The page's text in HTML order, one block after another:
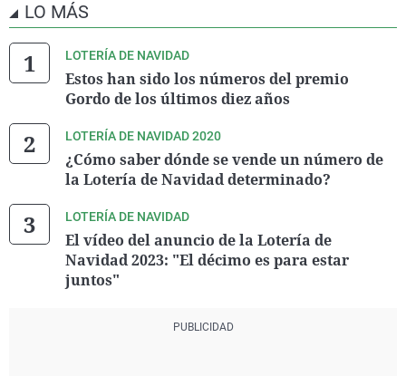
LO MÁS
LOTERÍA DE NAVIDAD
Estos han sido los números del premio
Gordo de los últimos diez años
LOTERÍA DE NAVIDAD 2020
¿Cómo saber dónde se vende un número de
la Lotería de Navidad determinado?
LOTERÍA DE NAVIDAD
El vídeo del anuncio de la Lotería de
Navidad 2023: "El décimo es para estar
juntos"